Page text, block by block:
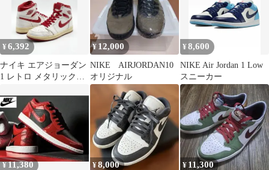
¥6,392
ナイキ エアジョーダン
1 レトロ メタリックレ
ー 28.5
¥ 12,000
NIKE AIRJORDAN10
オリジナル
¥8,600
NIKE Air Jordan 1 Low
スニーカー
¥11,380 ¥8,000 ¥11,300